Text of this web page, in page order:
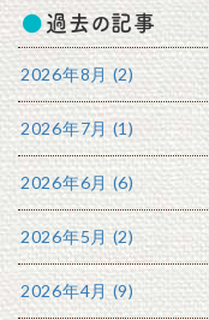
過去の記事
2026年8月 (2)
2026年7月 (1)
2026年6月 (6)
2026年5月 (2)
2026年4月 (9)